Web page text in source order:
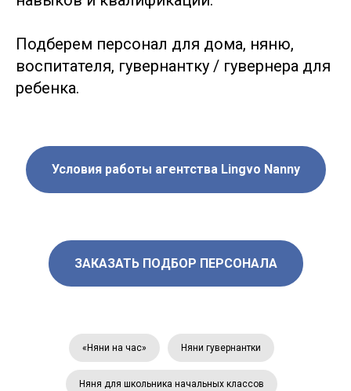
Подберем персонал для дома, няню,
воспитателя, гувернантку / гувернера для
ребенка.
Условия работы агентства Lingvo Nanny
ЗАКАЗАТЬ ПОДБОР ПЕРСОНАЛА
«Няни на час» Няни гувернантки
Няня для школьника начальных классов